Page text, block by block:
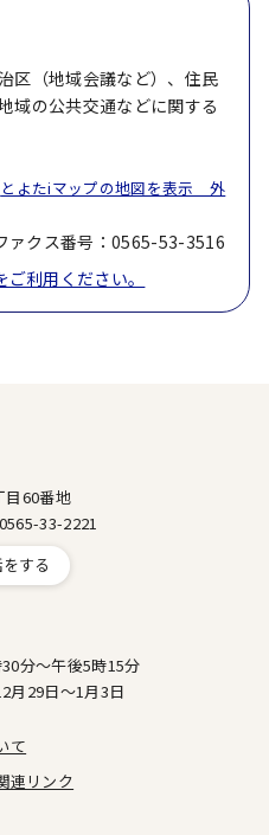
区（地域会議など）、住民
域の公共交通などに関する
とよたiマップの地図を表示 外
クス番号：0565-53-3516
利用ください。
60番地
33-2221
する
分～午後5時15分
月29日～1月3日
て
連リンク